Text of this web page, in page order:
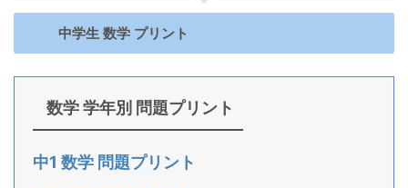
中学生 数学 プリント
数学 学年別 問題プリント
中1 数学 問題プリント